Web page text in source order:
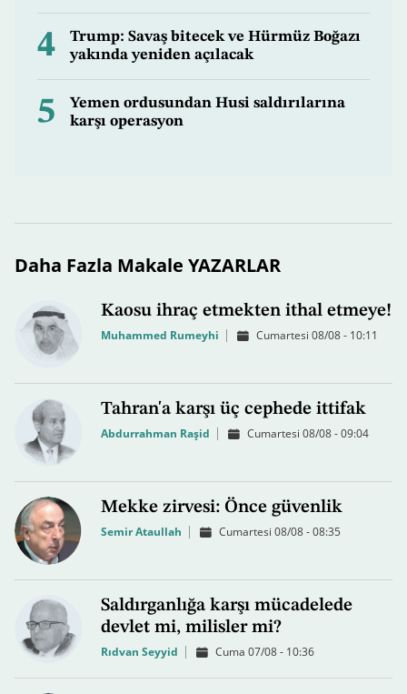
4
Trump: Savaş bitecek ve Hürmüz Boğazı
yakında yeniden açılacak
5
Yemen ordusundan Husi saldırılarına
karşı operasyon
Daha Fazla Makale YAZARLAR
Kaosu ihraç etmekten ithal etmeye!
Muhammed Rumeyhi Cumartesi 08/08 - 10:11
Tahran'a karşı üç cephede ittifak
Abdurrahman Raşid Cumartesi 08/08 - 09:04
Mekke zirvesi: Önce güvenlik
Semir Ataullah Cumartesi 08/08 - 08:35
Saldırganlığa karşı mücadelede
devlet mi, milisler mi?
Rıdvan Seyyid Cuma 07/08 - 10:36